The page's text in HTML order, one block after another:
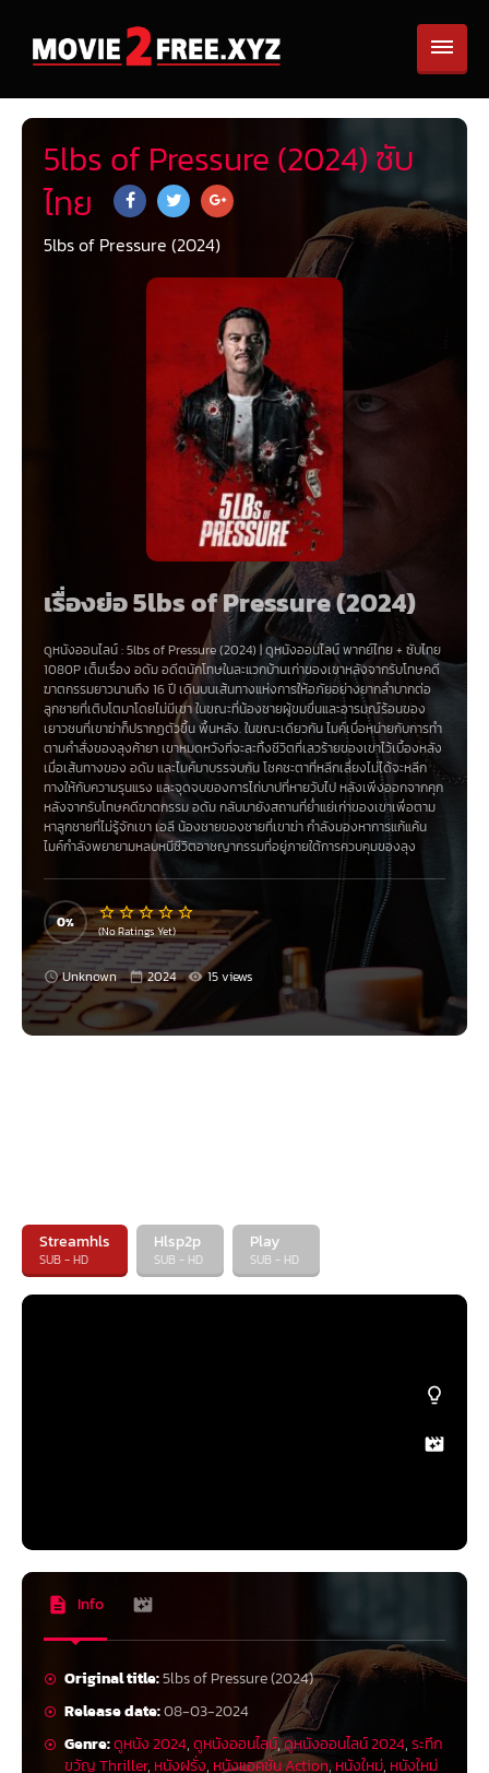
5lbs of Pressure (2024) ซับ
ไทย
5lbs of Pressure (2024)
เรื่องย่อ 5lbs of Pressure (2024)
ดูหนังออนไลน์ :5lbs of Pressure (2024)|ดูหนังออนไลน์พากย์ไทย + ซับไทย
1080P เต็มเรื่อง อดัม อดีตนักโทษในละแวกบ้านเก่าของเขาหลังจากรับโทษคดี
ฆาตกรรมยาวนานถึง 16 ปี เดินบนเส้นทางแห่งการให้อภัยอย่างยากลำบากต่อ
ลูกชายที่เติบโตมาโดยไม่มีเขา ในขณะที่น้องชายผู้ขมขื่นและอารมณ์ร้อนของ
เยาวชนที่เขาฆ่าก็ปรากฏตัวขึ้น พื้นหลัง. ในขณะเดียวกัน ไมค์เบื่อหน่ายกับการทำ
ตามคำสั่งของลุงค้ายา เขาหมดหวังที่จะละทิ้งชีวิตที่เลวร้ายของเขาไว้เบื้องหลัง
เมื่อเส้นทางของ อดัม และไมค์มาบรรจบกัน โชคชะตาที่หลีกเลี่ยงไม่ได้จะหลีก
ทางให้กับความรุนแรง และจุดจบของการไถ่บาปที่หายวับไป หลังเพิ่งออกจากคุก
หลังจากรับโทษคดีฆาตกรรม อดัม กลับมายังสถานที่ย่ำแย่เก่าของเขาเพื่อตาม
หาลูกชายที่ไม่รู้จักเขา เอลี น้องชายของชายที่เขาฆ่า กำลังมองหาการแก้แค้น
ไมค์กำลังพยายามหลบหนีชีวิตอาชญากรรมที่อยู่ภายใต้การควบคุมของลุง
เลฟฟ์อันธพาลของเขา
0 (No Ratings Yet)
Unknown 2024 15 views
Streamhls
SUB - HD
Hlsp2p
SUB - HD
Play
SUB - HD
Info
Original title:5lbs of Pressure (2024)
Release date:08-03-2024
Genre:ดูหนัง 2024,ดูหนังออนไลน์,ดูหนังออนไลน์ 2024,ระทึก
ขวัญ Thriller, หนังฝรั่ง, หนังแอคชั่น Action,หนังใหม่, หนังใหม่